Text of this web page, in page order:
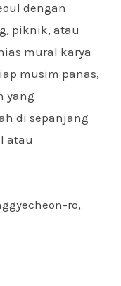
dengan
piknik, atau
mural karya
musim panas,
yang
di sepanjang
atau
ro,